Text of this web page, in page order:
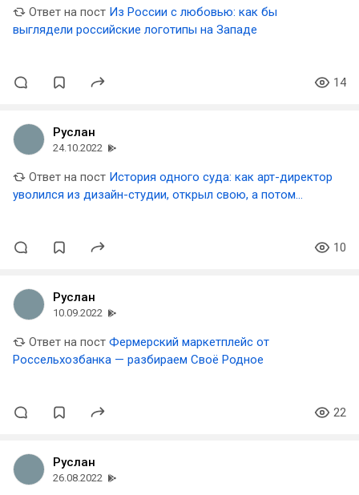
Ответ на пост Из России с любовью: как бы
выглядели российские логотипы на Западе
14
Руслан
24.10.2022
Ответ на пост История одного суда: как арт-директор
уволился из дизайн-студии, открыл свою, а потом
10
Руслан
10.09.2022
Ответ на пост Фермерский маркетплейс от
Россельхозбанка — разбираем Своё Родное
22
Руслан
26.08.2022